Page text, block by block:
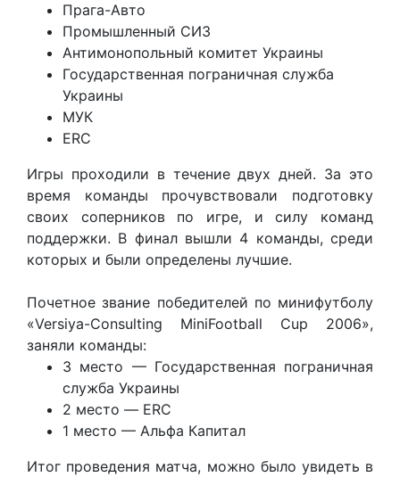
Прага-Авто
Промышленный СИЗ
Антимонопольный комитет Украины
Государственная пограничная служба
Украины
МУК
ERC
Игры проходили в течение двух дней. За это
время команды прочувствовали подготовку
своих соперников по игре, и силу команд
поддержки. В финал вышли 4 команды, среди
которых и были определены лучшие.
Почетное звание победителей по минифутболу
«Versiya-Consulting MiniFootball Cup 2006»,
заняли команды:
3 место — Государственная пограничная
служба Украины
2 место — ERC
1 место — Альфа Капитал
Итог проведения матча, можно было увидеть в